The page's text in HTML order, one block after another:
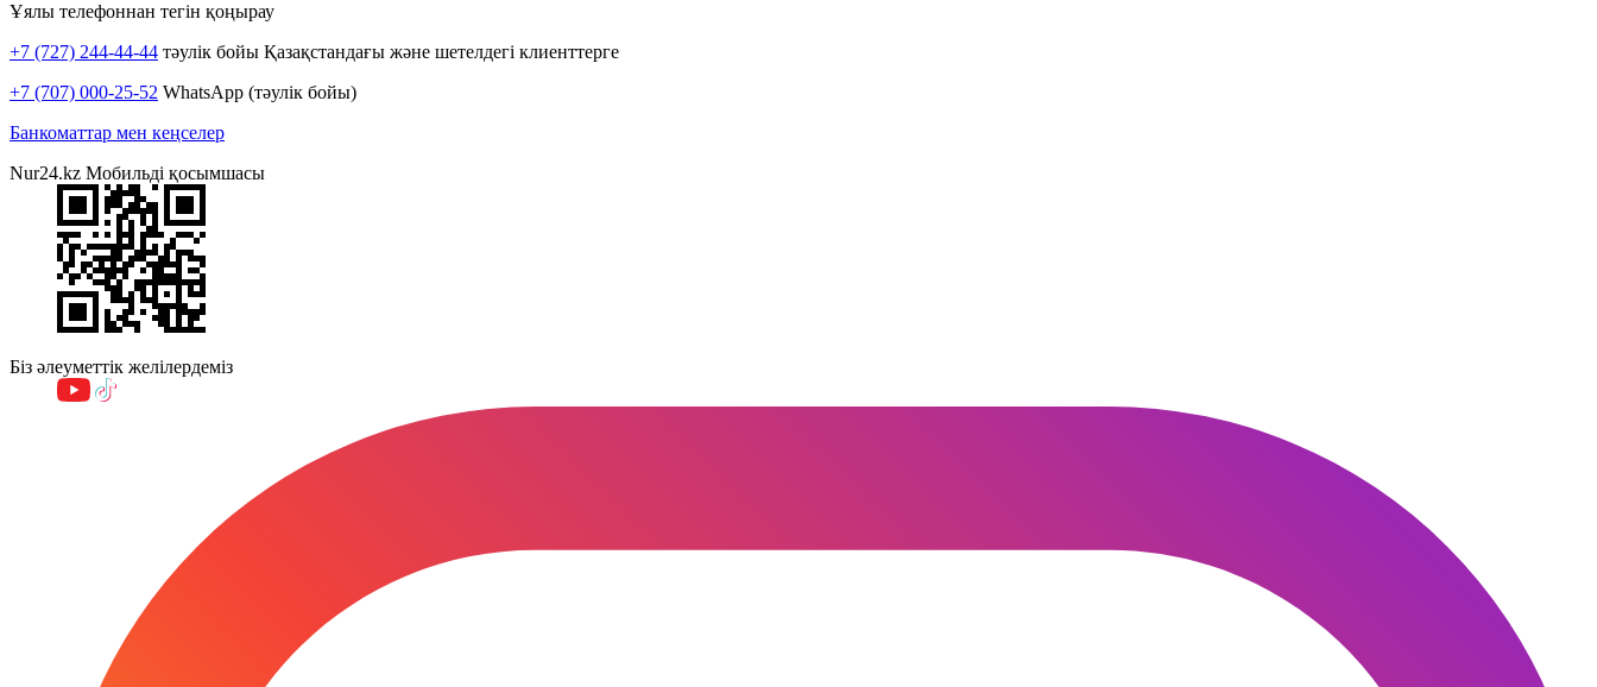
Ұялы телефоннан тегін қоңырау
+7 (727) 244-44-44 тәулік бойы Қазақстандағы және шетелдегі клиенттерге
+7 (707) 000-25-52 WhatsApp (тәулік бойы)
Банкоматтар мен кеңселер
Nur24.kz Мобильді қосымшасы
Біз әлеуметтік желілердеміз